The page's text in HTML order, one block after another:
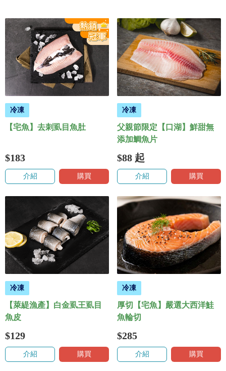
冷凍
【宅魚】去刺虱目魚肚
$183
介紹 購買
冷凍
父親節限定【口湖】鮮甜無
添加鯛魚片
$88 起
介紹 購買
冷凍
【萊緹漁產】白金虱王虱目
魚皮
$129
介紹 購買
冷凍
厚切【宅魚】嚴選大西洋鮭
魚輪切
$285
介紹 購買